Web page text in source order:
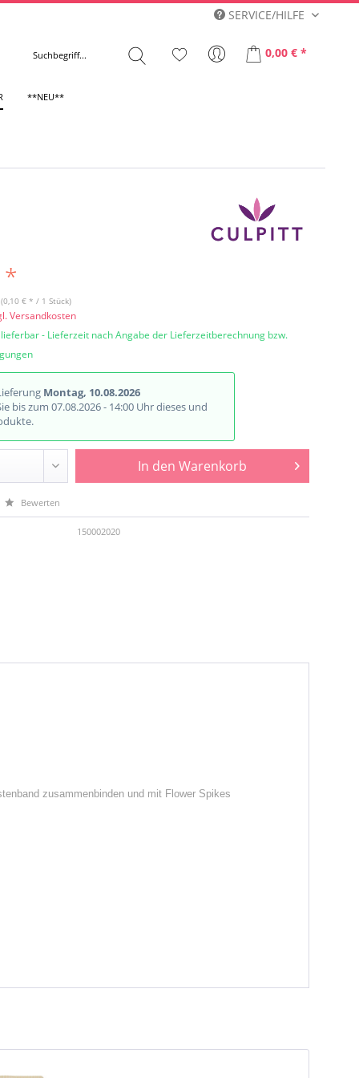
SERVICE/HILFE
0,00 € *
**NEU**
*
€ * / 1 Stück)
Versandkosten
- Lieferzeit nach Angabe der Lieferzeitberechnung bzw.
Montag, 10.08.2026
bis zum 07.08.2026 - 14:00 Uhr dieses und
In den Warenkorb
Bewerten
150002020
zusammenbinden und mit Flower Spikes